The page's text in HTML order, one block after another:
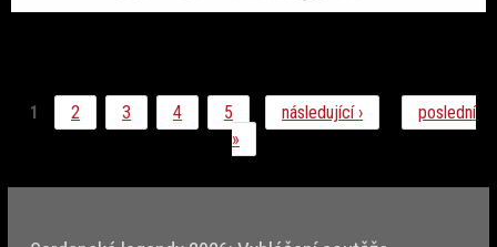
1 2 3 4 5 následující ›
poslední
»